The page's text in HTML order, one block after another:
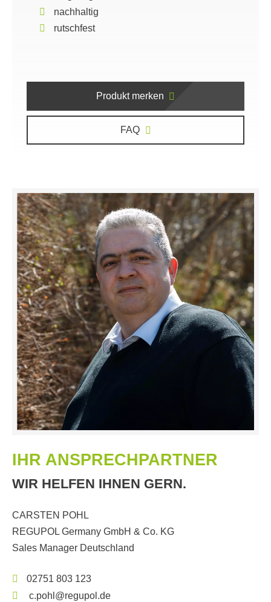
nachhaltig
rutschfest
Produkt merken
FAQ
IHR ANSPRECHPARTNER
WIR HELFEN IHNEN GERN.
CARSTEN POHL
REGUPOL Germany GmbH & Co. KG
Sales Manager Deutschland
02751 803 123
c.pohl@regupol.de